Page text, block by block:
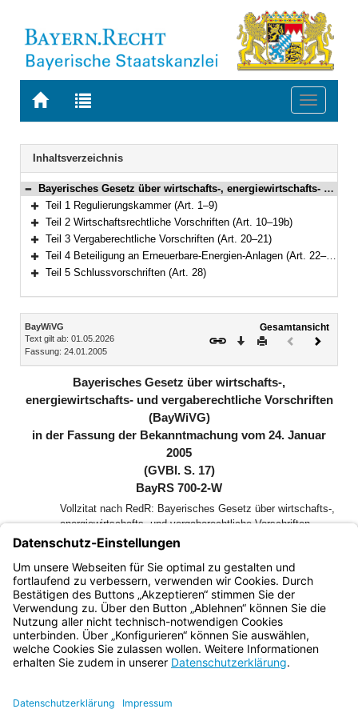
Zur
BAYERN.RECHT
Zur
letzten
Suche
Toggle
Navigation
Inhaltsverzeichnis
Bereich reduzieren
Bayerisches Gesetz über wirtschafts-, energiewirtschafts- und vergaberechtliche Vorschriften (BayWiVG) in der Fassung der Bekanntmachung vom 24. Januar 2005 (GVBl. S. 17) BayRS 700-2-W (Art. 1–28)
Bereich erweitern
Teil 1 Regulierungskammer (Art. 1–9)
Bereich erweitern
Teil 2 Wirtschaftsrechtliche Vorschriften (Art. 10–19b)
Bereich erweitern
Teil 3 Vergaberechtliche Vorschriften (Art. 20–21)
Bereich erweitern
Teil 4 Beteiligung an Erneuerbare-Energien-Anlagen (Art. 22–27)
Teil 5 Schlussvorschriften (Art. 28)
Inhalt
BayWiVG
Text gilt ab: 01.05.2026
Fassung: 24.01.2005
Gesamtansicht
Download
DruckenVorheriges
(inaktiv)
Bayerisches Gesetz über wirtschafts-,
energiewirtschafts- und vergaberechtliche Vorschriften
(BayWiVG)
in der Fassung der Bekanntmachung vom 24. Januar
2005
(GVBl. S. 17)
BayRS 700-2-W
Vollzitat nach RedR: Bayerisches Gesetz über wirtschafts-,
energiewirtschafts- und vergaberechtliche Vorschriften
(BayWiVG) in der Fassung der Bekanntmachung vom 24.
Januar 2005 (GVBl. S. 17, BayRS 700-2-W), das zuletzt
durch § 2 des Gesetzes vom 22. Mai 2026 (GVBl. S. 266)
geändert worden ist
Bayern.de
BayernPortal
Impressum